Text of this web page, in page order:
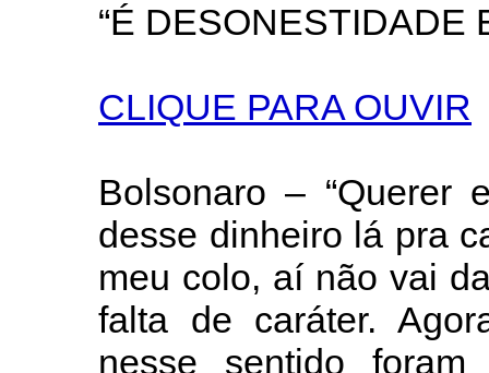
“É DESONESTIDADE
CLIQUE PARA OUVIR
Bolsonaro – “Querer
desse dinheiro lá pra
meu colo, aí não vai
falta de caráter.
nesse sentido foram